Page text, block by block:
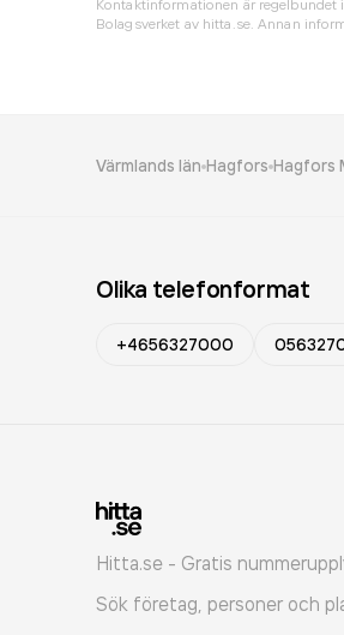
Kontaktinformationen är regelbundet
Bolagsverket av hitta.se. Annan
Värmlands län Hagfors Hagfors
Olika telefonformat
+4656327000
Hitta.se - Gratis
Sök företag, personer och